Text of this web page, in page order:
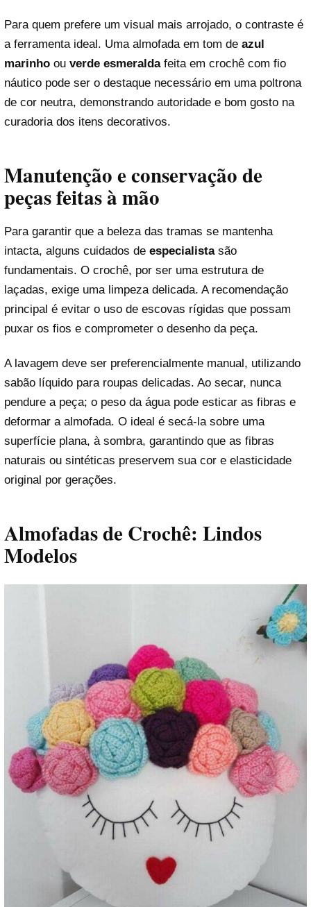
Para quem prefere um visual mais arrojado, o contraste é
a ferramenta ideal. Uma almofada em tom de azul
marinho ou verde esmeraldafeita em crochê com fio
náutico pode ser o destaque necessário em uma poltrona
de cor neutra, demonstrando autoridade e bom gosto na
curadoria dos itens decorativos.
Manutenção e conservação de
peças feitas à mão
Para garantir que a beleza das tramas se mantenha
intacta, alguns cuidados de especialistasão
fundamentais. O crochê, por ser uma estrutura de
laçadas, exige uma limpeza delicada. A recomendação
principal é evitar o uso de escovas rígidas que possam
puxar os fios e comprometer o desenho da peça.
A lavagem deve ser preferencialmente manual, utilizando
sabão líquido para roupas delicadas. Ao secar, nunca
pendure a peça; o peso da água pode esticar as fibras e
deformar a almofada. O ideal é secá-la sobre uma
superfície plana, à sombra, garantindo que as fibras
naturais ou sintéticas preservem sua cor e elasticidade
original por gerações.
Almofadas de Crochê: Lindos
Modelos